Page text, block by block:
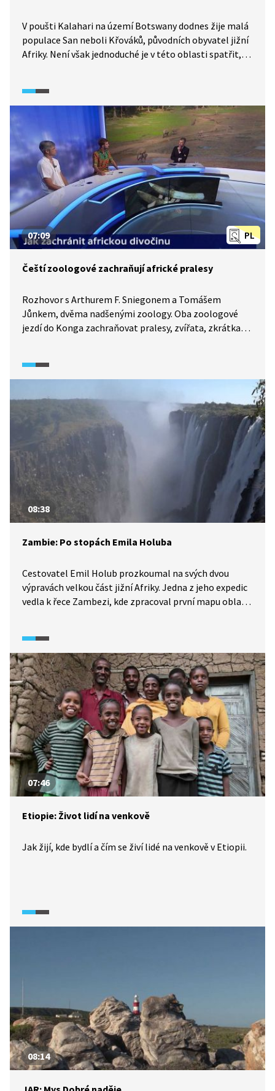
V poušti Kalahari na území Botswany dodnes žije malá
populace San neboli Křováků, původních obyvatel jižní
Afriky. Není však jednoduché je v této oblasti spatřit,
do vesnice, kde žijí příslušníci dalšího etnika, Hererové.
PL
07:09
Čeští zoologové zachraňují africké pralesy
Rozhovor s Arthurem F. Sniegonem a Tomášem
Jůnkem, dvěma nadšenými zoology. Oba zoologové
jezdí do Konga zachraňovat pralesy, zvířata, zkrátka
pralesa, která by bez jeho ochrany do roku 2100
08:38
Zambie: Po stopách Emila Holuba
Cestovatel Emil Holub prozkoumal na svých dvou
výpravách velkou část jižní Afriky. Jedna z jeho expedic
vedla k řece Zambezi, kde zpracoval první mapu oblasti
návštěvníci obdivovat v místních národních parcích.
07:46
Etiopie: Život lidí na venkově
Jak žijí, kde bydlí a čím se živí lidé na venkově v Etiopii.
08:14